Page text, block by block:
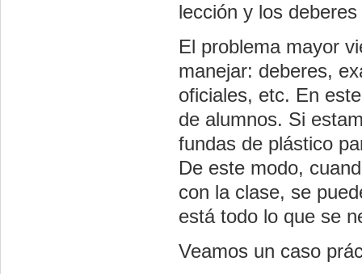
lección y los
El problema mayor
manejar: deberes,
oficiales, etc. En
de alumnos. Si
fundas de plástico
De este modo,
con la clase, se
está todo lo que se
Veamos un caso